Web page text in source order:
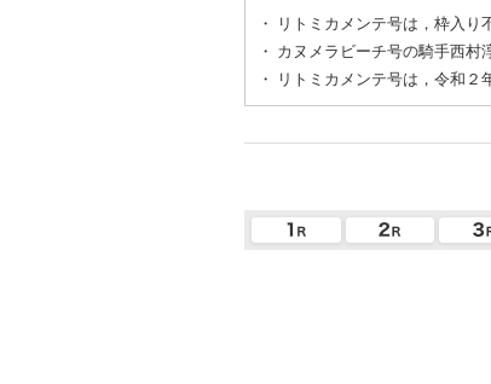
・
リトミカメンテ号は，枠入り
・ カヌメラビーチ号の騎手西村
・
リトミカメンテ号は，令和２